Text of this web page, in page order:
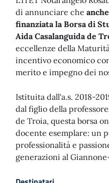
di annunciare che
finanziata la Borsa di
Aida Casalanguida de
eccellenze della
incentivo economico
merito e impegno dei
Istituita dall'a.s. 2018-
dal figlio della
de Troia, questa borsa
docente esemplare: un
professionalità e
generazioni al